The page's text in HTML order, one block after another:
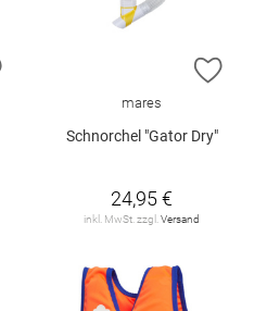
ZUR WUNSCHLISTE HINZUFÜGEN
ZUR
mares
Schnorchel "Gator Dry"
24,95 €
inkl. MwSt. zzgl.Versand